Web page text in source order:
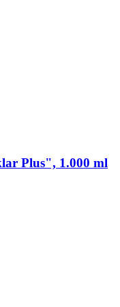
Plus", 1.000 ml